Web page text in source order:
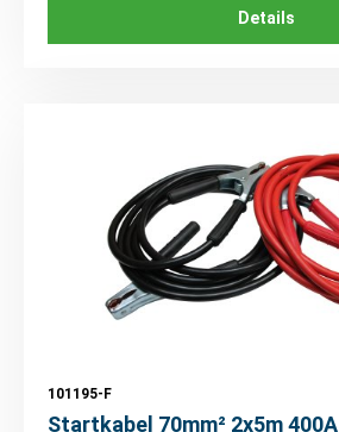
Details
101195-F
Startkabel 70mm² 2x5m 400A